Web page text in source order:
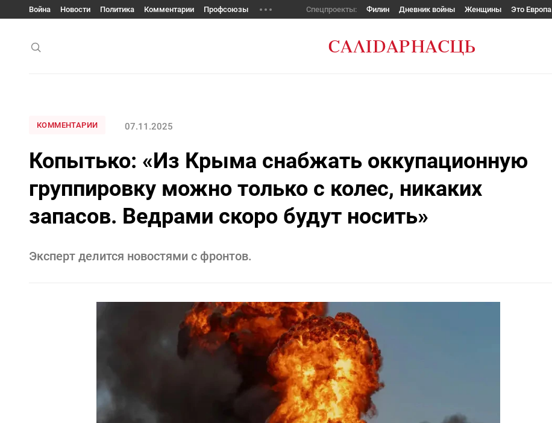
Война Новости Политика Комментарии Профсоюзы Спецпроекты: Филин Дневник войны Женщины Это Европа
КОММЕНТАРИИ 07.11.2025
Копытько: «Из Крыма снабжать оккупационную
группировку можно только с колес, никаких
запасов. Ведрами скоро будут носить»
Эксперт делится новостями с фронтов.